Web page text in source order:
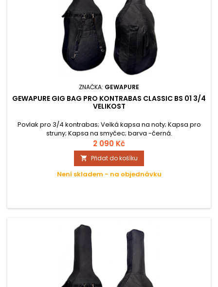
ZNAČKA: GEWAPURE
GEWAPURE GIG BAG PRO KONTRABAS CLASSIC BS 01 3/4
VELIKOST
Povlak pro 3/4 kontrabas; Velká kapsa na noty; Kapsa pro
struny; Kapsa na smyčec; barva -černá.
2 090 Kč
 Přidat do košíku
Není skladem - na objednávku